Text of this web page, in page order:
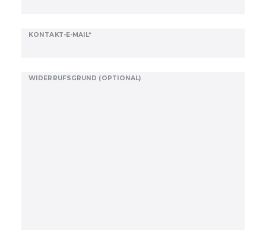
KONTAKT-E-MAIL*
WIDERRUFSGRUND (OPTIONAL)